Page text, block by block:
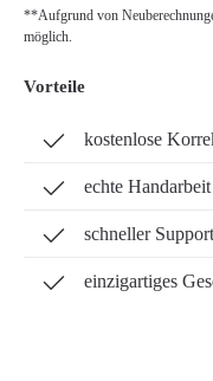
**Aufgrund von
möglich.
Vorteile
kostenlose
echte Handarbeit
schneller Support
einzigartiges